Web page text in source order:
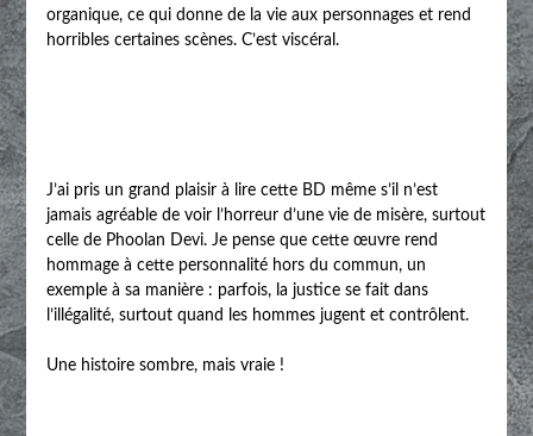
organique, ce qui donne de la vie aux personnages et rend
horribles certaines scènes. C’est viscéral.
J’ai pris un grand plaisir à lire cette BD même s’il n’est
jamais agréable de voir l’horreur d’une vie de misère, surtout
celle de Phoolan Devi. Je pense que cette œuvre rend
hommage à cette personnalité hors du commun, un
exemple à sa manière : parfois, la justice se fait dans
l’illégalité, surtout quand les hommes jugent et contrôlent.
Une histoire sombre, mais vraie !